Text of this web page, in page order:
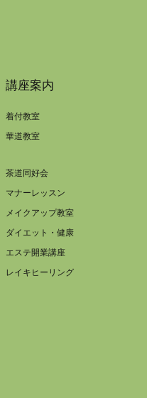
講座案内
着付教室
華道教室
茶道同好会
マナーレッスン
メイクアップ教室
ダイエット・健康
エステ開業講座
レイキヒーリング